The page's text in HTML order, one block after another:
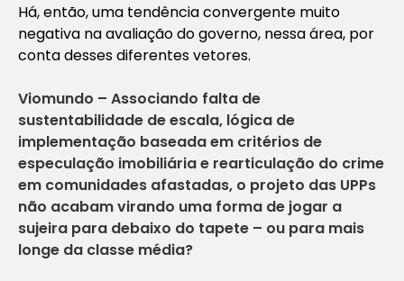
Há, então, uma tendência convergente muito
negativa na avaliação do governo, nessa área, por
conta desses diferentes vetores.
Viomundo – Associando falta de
sustentabilidade de escala, lógica de
implementação baseada em critérios de
especulação imobiliária e rearticulação do crime
em comunidades afastadas, o projeto das UPPs
não acabam virando uma forma de jogar a
sujeira para debaixo do tapete – ou para mais
longe da classe média?